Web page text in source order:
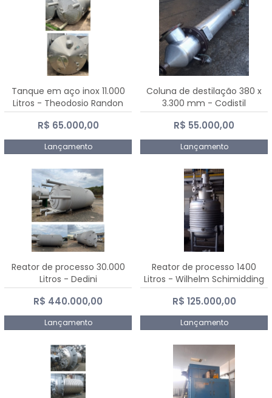
Tanque em aço inox 11.000
Litros - Theodosio Randon
R$ 65.000,00
Lançamento
Coluna de destilação 380 x
3.300 mm - Codistil
R$ 55.000,00
Lançamento
Reator de processo 30.000
Litros - Dedini
R$ 440.000,00
Lançamento
Reator de processo 1400
Litros - Wilhelm Schimidding
R$ 125.000,00
Lançamento